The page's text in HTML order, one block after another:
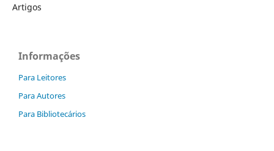
Artigos
Informações
Para Leitores
Para Autores
Para Bibliotecários